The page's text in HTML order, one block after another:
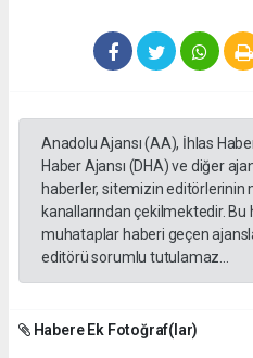
Anadolu Ajansı (AA), İhlas
Haber Ajansı (DHA) ve diğer
haberler, sitemizin editörlerinin
kanallarından çekilmektedir.
muhataplar haberi geçen
editörü sorumlu tutulamaz...
Habere Ek Fotoğraf(lar)